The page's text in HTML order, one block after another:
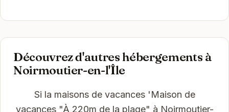
Découvrez d'autres hébergements à
Noirmoutier-en-l'Île
Si la maisons de vacances 'Maison de
vacances "À 220m de la plage" à Noirmoutier-